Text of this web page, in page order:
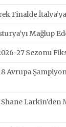
Finalde
Mağlup
27 Sezonu
Avrupa
Larkin’den